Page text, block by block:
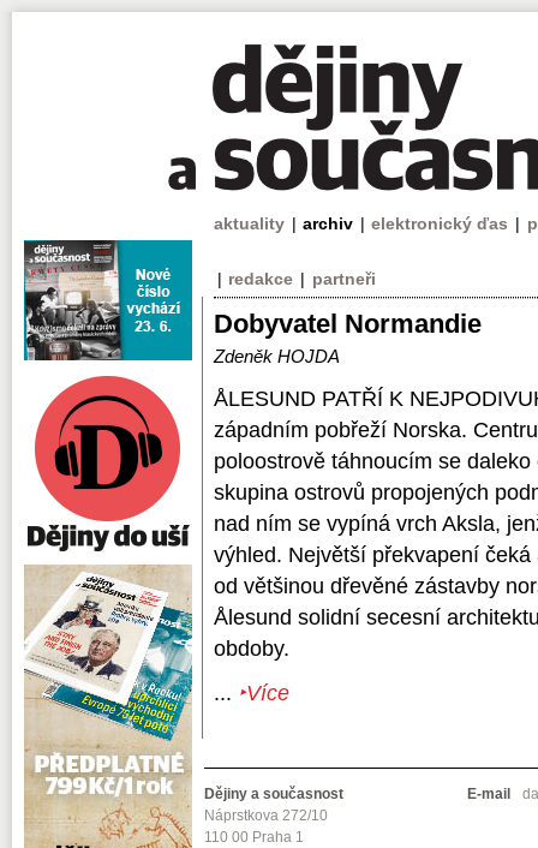
aktuality | archiv | elektronický ďas |
| redakce | partneři
Dobyvatel Normandie
Zdeněk HOJDA
ÅLESUND PATŘÍ K
západním pobřeží Norska.
poloostrově táhnoucím se
skupina ostrovů propojených
nad ním se vypíná vrch Aksla,
výhled. Největší překvapení
od většinou dřevěné zástavby
Ålesund solidní secesní
obdoby.
... ‣Více
Dějiny a současnost
Náprstkova 272/10
110 00 Praha 1
E-mail